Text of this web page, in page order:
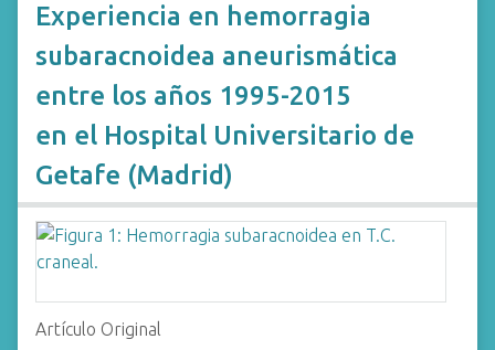
Experiencia en hemorragia
subaracnoidea aneurismática
entre los años 1995-2015
en el Hospital Universitario de
Getafe (Madrid)
Artículo Original